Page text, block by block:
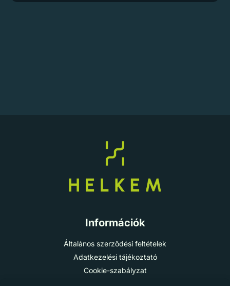
Információk
Általános szerződési feltételek
Adatkezelési tájékoztató
Cookie-szabályzat